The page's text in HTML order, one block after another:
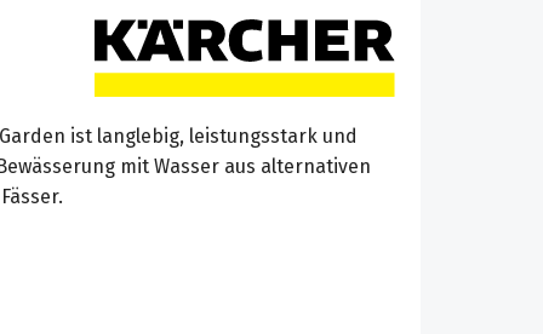
ist langlebig, leistungsstark und
mit Wasser aus alternativen